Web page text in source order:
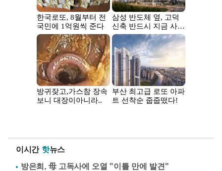
이시간 핫뉴스
방은희, 母 고독사에 오열 "이틀 만에 발견"